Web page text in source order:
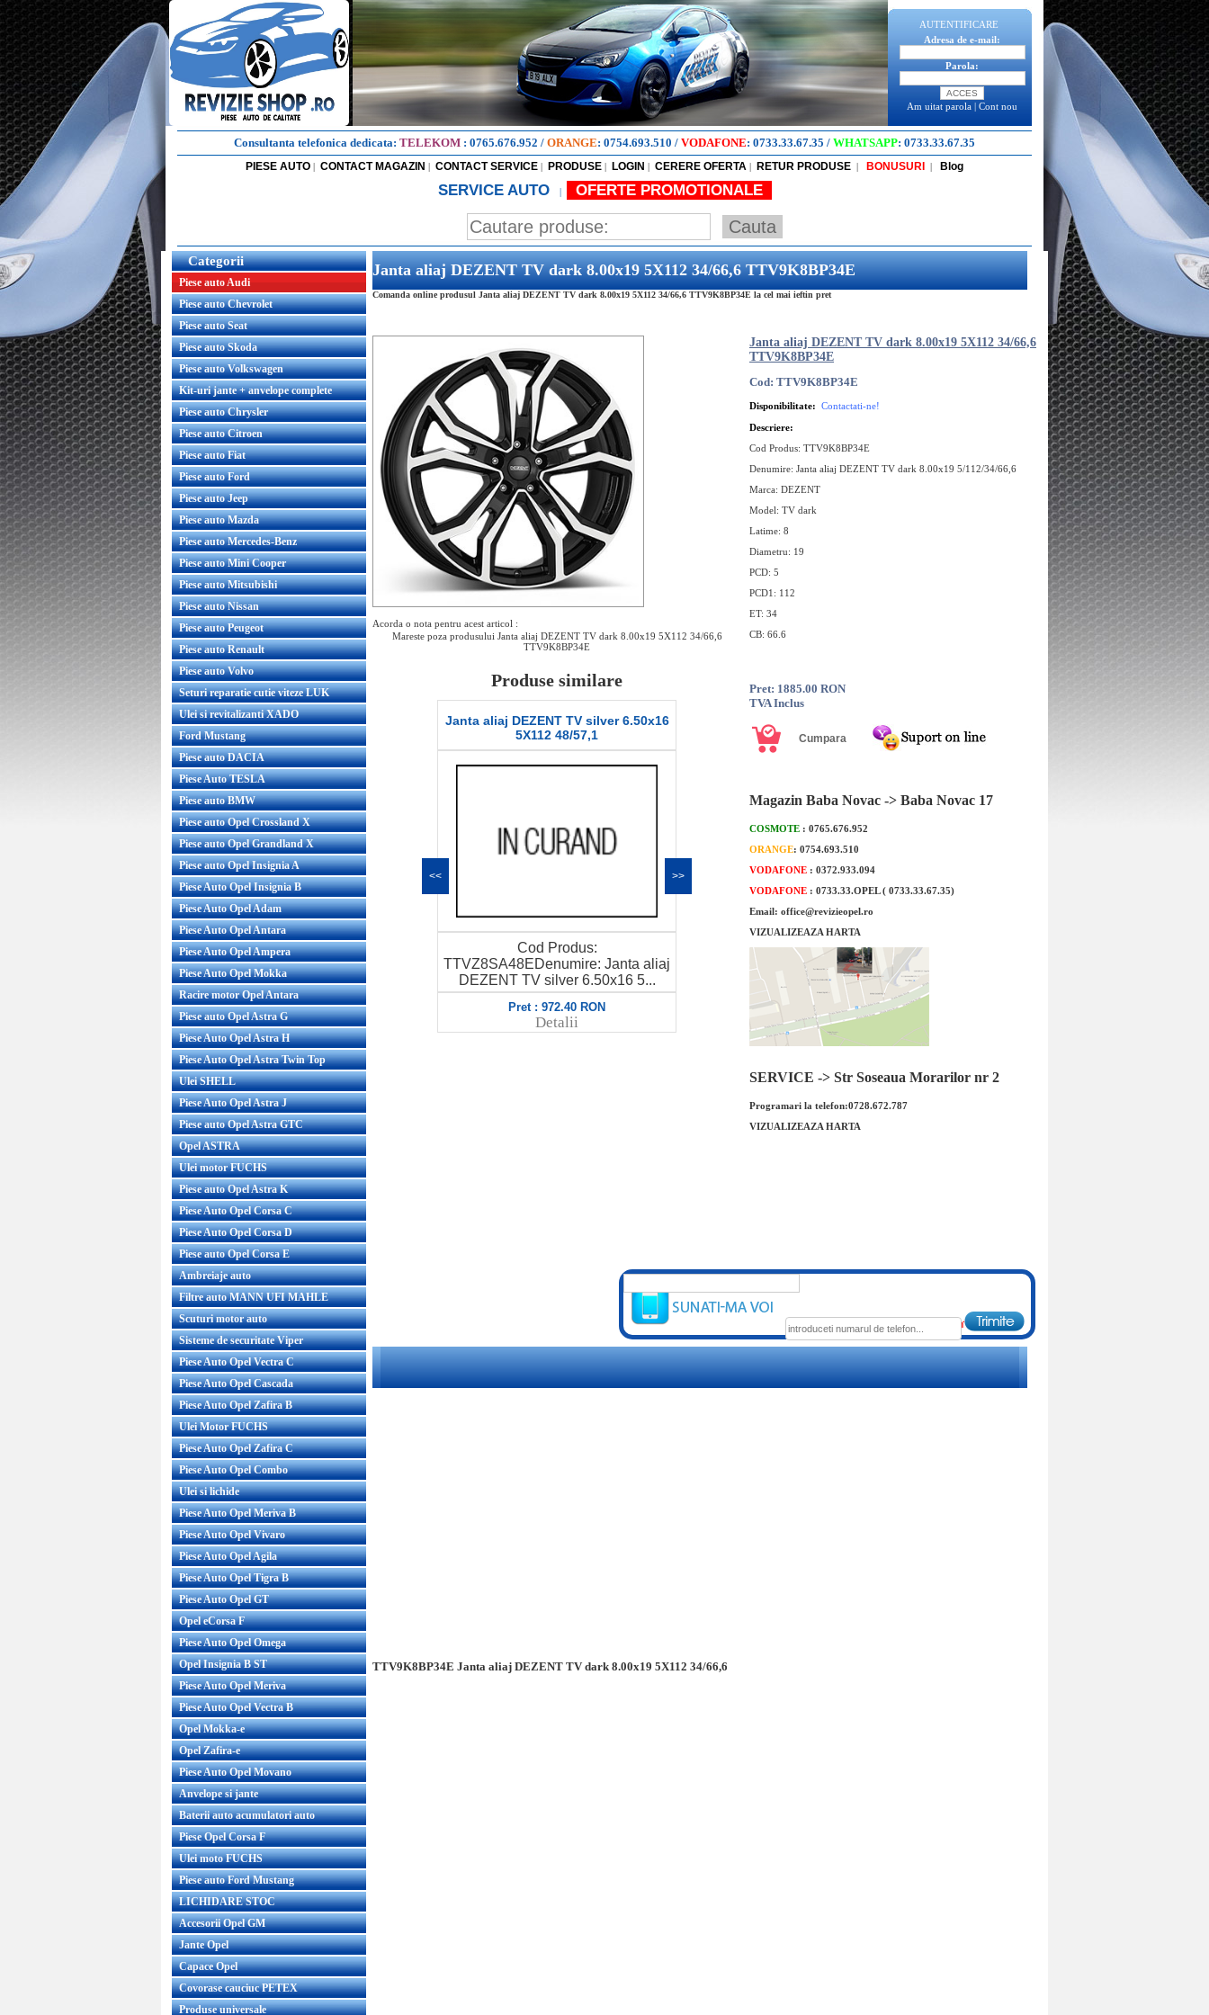
AUTENTIFICARE
Adresa de e-mail:
Parola:
Am uitat parola | Cont nou
Consultanta telefonica dedicata: TELEKOM : 0765.676.952 / ORANGE: 0754.693.510 / VODAFONE: 0733.33.67.35 / WHATSAPP: 0733.33.67.35
PIESE AUTO | CONTACT MAGAZIN | CONTACT SERVICE | PRODUSE | LOGIN | CERERE OFERTA | RETUR PRODUSE | BONUSURI | Blog
SERVICE AUTO | OFERTE PROMOTIONALE
Categorii
Piese auto Audi
Piese auto Chevrolet
Piese auto Seat
Piese auto Skoda
Piese auto Volkswagen
Kit-uri jante + anvelope complete
Piese auto Chrysler
Piese auto Citroen
Piese auto Fiat
Piese auto Ford
Piese auto Jeep
Piese auto Mazda
Piese auto Mercedes-Benz
Piese auto Mini Cooper
Piese auto Mitsubishi
Piese auto Nissan
Piese auto Peugeot
Piese auto Renault
Piese auto Volvo
Seturi reparatie cutie viteze LUK
Ulei si revitalizanti XADO
Ford Mustang
Piese auto DACIA
Piese Auto TESLA
Piese auto BMW
Piese auto Opel Crossland X
Piese auto Opel Grandland X
Piese auto Opel Insignia A
Piese Auto Opel Insignia B
Piese Auto Opel Adam
Piese Auto Opel Antara
Piese Auto Opel Ampera
Piese Auto Opel Mokka
Racire motor Opel Antara
Piese auto Opel Astra G
Piese Auto Opel Astra H
Piese Auto Opel Astra Twin Top
Ulei SHELL
Piese Auto Opel Astra J
Piese auto Opel Astra GTC
Opel ASTRA
Ulei motor FUCHS
Piese auto Opel Astra K
Piese Auto Opel Corsa C
Piese Auto Opel Corsa D
Piese auto Opel Corsa E
Ambreiaje auto
Filtre auto MANN UFI MAHLE
Scuturi motor auto
Sisteme de securitate Viper
Piese Auto Opel Vectra C
Piese Auto Opel Cascada
Piese Auto Opel Zafira B
Ulei Motor FUCHS
Piese Auto Opel Zafira C
Piese Auto Opel Combo
Ulei si lichide
Piese Auto Opel Meriva B
Piese Auto Opel Vivaro
Piese Auto Opel Agila
Piese Auto Opel Tigra B
Piese Auto Opel GT
Opel eCorsa F
Piese Auto Opel Omega
Opel Insignia B ST
Piese Auto Opel Meriva
Piese Auto Opel Vectra B
Opel Mokka-e
Opel Zafira-e
Piese Auto Opel Movano
Anvelope si jante
Baterii auto acumulatori auto
Piese Opel Corsa F
Ulei moto FUCHS
Piese auto Ford Mustang
LICHIDARE STOC
Accesorii Opel GM
Jante Opel
Capace Opel
Covorase cauciuc PETEX
Produse universale
Janta aliaj DEZENT TV dark 8.00x19 5X112 34/66,6 TTV9K8BP34E
Comanda online produsul Janta aliaj DEZENT TV dark 8.00x19 5X112 34/66,6 TTV9K8BP34E la cel mai ieftin pret
Acorda o nota pentru acest articol :
Mareste poza produsului Janta aliaj DEZENT TV dark 8.00x19 5X112 34/66,6
TTV9K8BP34E
Produse similare
Janta aliaj AEZ Berlin dark 7.50x18
5X112 54/66,6
Cod Produs:
ABEF8BP535EDenumire: Janta aliaj
AEZ Berlin dark 7.50x18 5...
Pret : 1680.90 RON
Detalii
Janta aliaj DEZENT TV silver 6.50x16
5X112 48/57,1
Cod Produs:
TTVZ8SA48EDenumire: Janta aliaj
DEZENT TV silver 6.50x16 5...
Pret : 972.40 RON
Detalii
195/65R15 91H
Pretul este pe bucata !Cod Produs:
21499100Denumire: LASSA
SNOWAYS4 19...
Pret : 352.30 RON
Detalii
<< >>
Janta aliaj DEZENT TV dark 8.00x19 5X112 34/66,6
TTV9K8BP34E
Cod: TTV9K8BP34E
Disponibilitate: Contactati-ne!
Descriere:
Cod Produs: TTV9K8BP34E
Denumire: Janta aliaj DEZENT TV dark 8.00x19 5/112/34/66,6
Marca: DEZENT
Model: TV dark
Latime: 8
Diametru: 19
PCD: 5
PCD1: 112
ET: 34
CB: 66.6
Pret: 1885.00 RON
TVA Inclus
Magazin Baba Novac -> Baba Novac 17
COSMOTE : 0765.676.952
ORANGE: 0754.693.510
VODAFONE : 0372.933.094
VODAFONE : 0733.33.OPEL ( 0733.33.67.35)
Email: office@revizieopel.ro
VIZUALIZEAZA HARTA
SERVICE -> Str Soseaua Morarilor nr 2
Programari la telefon:0728.672.787
VIZUALIZEAZA HARTA
TTV9K8BP34E Janta aliaj DEZENT TV dark 8.00x19 5X112 34/66,6